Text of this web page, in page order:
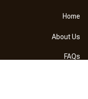
Home
About Us
FAQs